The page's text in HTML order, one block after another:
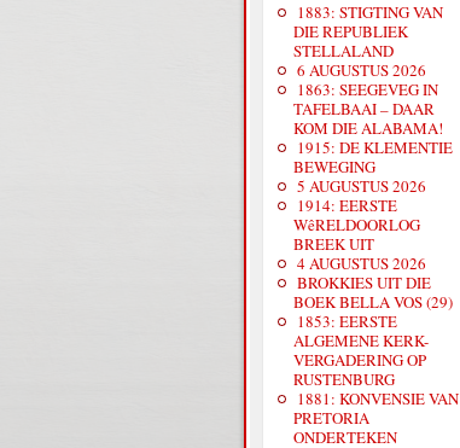
1883: STIGTING VAN
DIE REPUBLIEK
STELLALAND
6 AUGUSTUS 2026
1863: SEEGEVEG IN
TAFELBAAI – DAAR
KOM DIE ALABAMA!
1915: DE KLEMENTIE
BEWEGING
5 AUGUSTUS 2026
1914: EERSTE
WêRELDOORLOG
BREEK UIT
4 AUGUSTUS 2026
BROKKIES UIT DIE
BOEK BELLA VOS (29)
1853: EERSTE
ALGEMENE KERK-
VERGADERING OP
RUSTENBURG
1881: KONVENSIE VAN
PRETORIA
ONDERTEKEN